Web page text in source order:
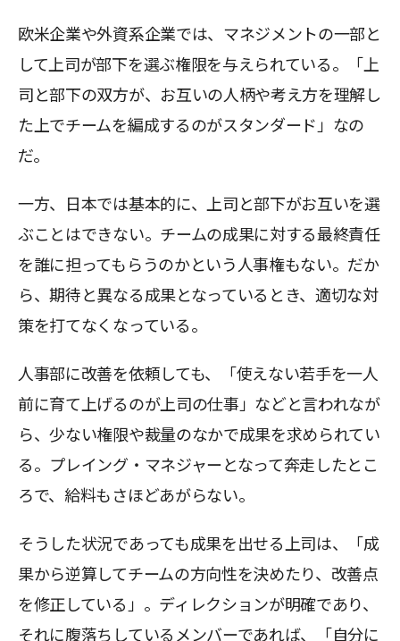
欧米企業や外資系企業では、マネジメントの一部と
して上司が部下を選ぶ権限を与えられている。「上
司と部下の双方が、お互いの人柄や考え方を理解し
た上でチームを編成するのがスタンダード」なの
だ。
一方、日本では基本的に、上司と部下がお互いを選
ぶことはできない。チームの成果に対する最終責任
を誰に担ってもらうのかという人事権もない。だか
ら、期待と異なる成果となっているとき、適切な対
策を打てなくなっている。
人事部に改善を依頼しても、「使えない若手を一人
前に育て上げるのが上司の仕事」などと言われなが
ら、少ない権限や裁量のなかで成果を求められてい
る。プレイング・マネジャーとなって奔走したとこ
ろで、給料もさほどあがらない。
そうした状況であっても成果を出せる上司は、「成
果から逆算してチームの方向性を決めたり、改善点
を修正している」。ディレクションが明確であり、
それに腹落ちしているメンバーであれば、「自分に